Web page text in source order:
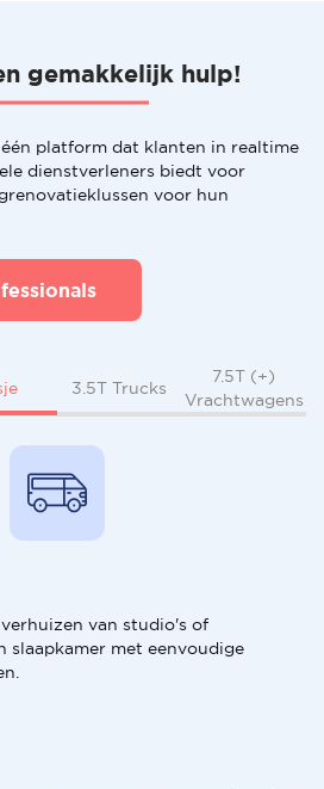
gemakkelijk hulp!
platform dat klanten in realtime
dienstverleners biedt voor
voor hun
3.5T Trucks
7.5T (+)
Vrachtwagens
van studio's of
slaapkamer met eenvoudige